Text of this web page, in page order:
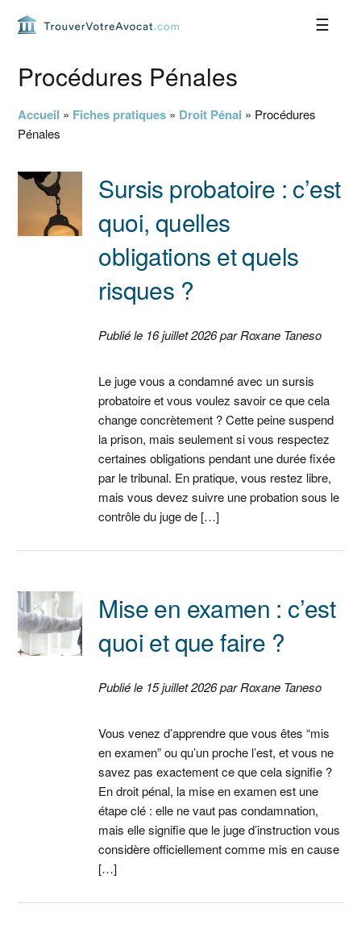
navigation
principale
principal
barre
latérale
principale
pageProcédures Pénales
Accueil » Fiches pratiques » Droit Pénal » Procédures
Pénales
Sursis probatoire : c’est
quoi, quelles
obligations et quels
risques ?
Publié le 16 juillet 2026 par Roxane Taneso
Le juge vous a condamné avec un sursis
probatoire et vous voulez savoir ce que cela
change concrètement ? Cette peine suspend
la prison, mais seulement si vous respectez
certaines obligations pendant une durée fixée
par le tribunal. En pratique, vous restez libre,
mais vous devez suivre une probation sous le
contrôle du juge de […]
Mise en examen : c’est
quoi et que faire ?
Publié le 15 juillet 2026 par Roxane Taneso
Vous venez d’apprendre que vous êtes “mis
en examen” ou qu’un proche l’est, et vous ne
savez pas exactement ce que cela signifie ?
En droit pénal, la mise en examen est une
étape clé : elle ne vaut pas condamnation,
mais elle signifie que le juge d’instruction vous
considère officiellement comme mis en cause
[…]